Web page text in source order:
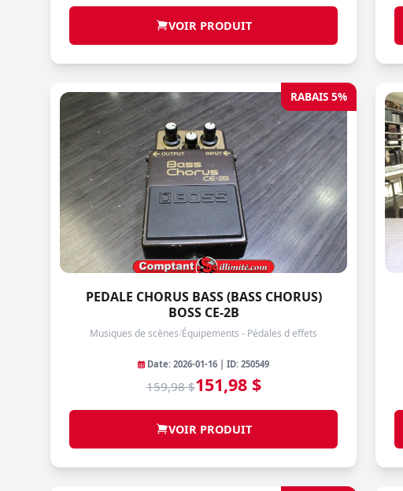
VOIR PRODUIT
RABAIS 5%
PEDALE CHORUS BASS (BASS CHORUS)
BOSS CE-2B
Musiques de scènes/Équipements - Pédales d effets
Date: 2026-01-16 | ID: 250549
159,98 $151,98 $
VOIR PRODUIT